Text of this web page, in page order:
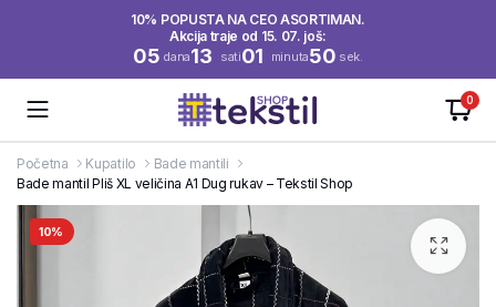
10% POPUSTA NA CEO ASORTIMAN.
Akcija traje od 15. 07. još:
05 dana13 sati01 minuta50 sek.
0
Početna Kupatilo
Bade mantili
Bade mantil Pliš XL veličina A1 Dug rukav – Tekstil Shop
10%